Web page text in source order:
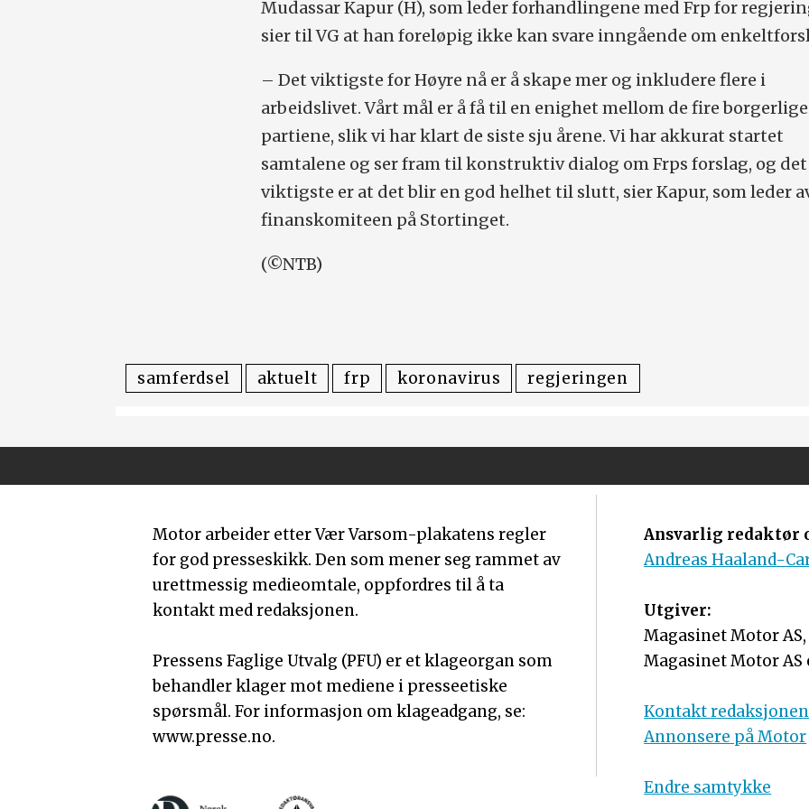
Mudassar Kapur (H), som leder forhandlingene med Frp for
sier til VG at han foreløpig ikke kan svare inngående om
– Det viktigste for Høyre nå er å skape mer og inkludere flere i
arbeidslivet. Vårt mål er å få til en enighet mellom de fire borgerlige
partiene, slik vi har klart de siste sju årene. Vi har akkurat startet
samtalene og ser fram til konstruktiv dialog om Frps forslag, og det
viktigste er at det blir en god helhet til slutt, sier Kapur, som leder
finanskomiteen på Stortinget.
(©NTB)
samferdsel aktuelt frp koronavirus regjeringen
Motor arbeider etter Vær Varsom-plakatens regler
for god presseskikk. Den som mener seg rammet av
urettmessig medieomtale, oppfordres til å ta
kontakt med redaksjonen.
Pressens Faglige Utvalg (PFU) er et klageorgan som
behandler klager mot mediene i presseetiske
spørsmål. For informasjon om klageadgang, se:
www.presse.no.
Ansvarlig redaktør
Andreas Haaland-
Utgiver:
Magasinet Motor AS,
Magasinet Motor AS
Kontakt redaksjonen
Annonsere på Motor
Endre samtykke